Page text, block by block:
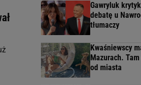
Gawryluk
debatę u
tłumaczy
Kwaśniewscy
Mazurach.
od miasta
celów identyfikacji.
reklam i treści,